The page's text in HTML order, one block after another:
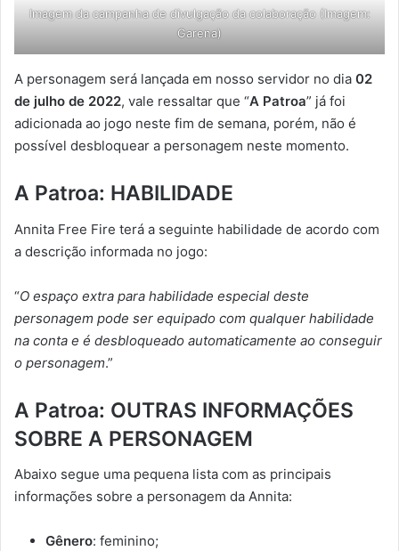
Imagem da campanha de divulgação da colaboração (Imagem:
Garena)
A personagem será lançada em nosso servidor no dia 02
de julho de 2022, vale ressaltar que “A Patroa” já foi
adicionada ao jogo neste fim de semana, porém, não é
possível desbloquear a personagem neste momento.
A Patroa: HABILIDADE
Annita Free Fire terá a seguinte habilidade de acordo com
a descrição informada no jogo:
“O espaço extra para habilidade especial deste
personagem pode ser equipado com qualquer habilidade
na conta e é desbloqueado automaticamente ao conseguir
o personagem.”
A Patroa: OUTRAS INFORMAÇÕES
SOBRE A PERSONAGEM
Abaixo segue uma pequena lista com as principais
informações sobre a personagem da Annita:
Gênero: feminino;